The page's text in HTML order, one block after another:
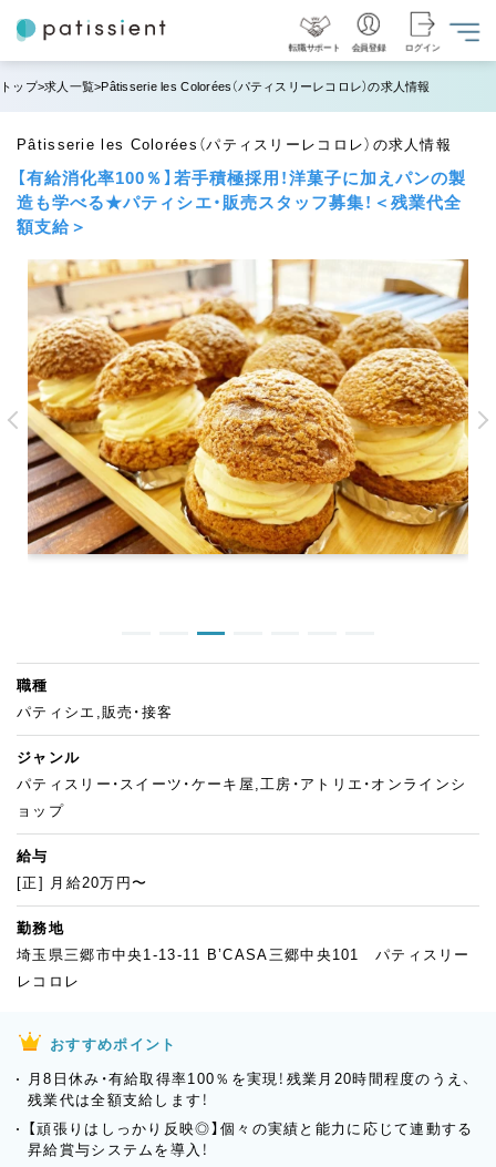
転職サポート 会員登録 ログイン
トップ 求人一覧 Pâtisserie les Colorées（パティスリーレコロレ）の求人情報
Pâtisserie les Colorées（パティスリーレコロレ）の求人情報
【有給消化率100％】若手積極採用！洋菓子に加えパンの製
造も学べる★パティシエ・販売スタッフ募集！＜残業代全
額支給＞
職種
パティシエ,販売・接客
ジャンル
パティスリー・スイーツ・ケーキ屋,工房・アトリエ・オンラインシ
ョップ
給与
[正] 月給20万円〜
勤務地
埼玉県三郷市中央1-13-11 B’CASA三郷中央101 パティスリー
レコロレ
おすすめポイント
月8日休み・有給取得率100％を実現！残業月20時間程度のうえ、
残業代は全額支給します！
【頑張りはしっかり反映◎】個々の実績と能力に応じて連動する
昇給賞与システムを導入！